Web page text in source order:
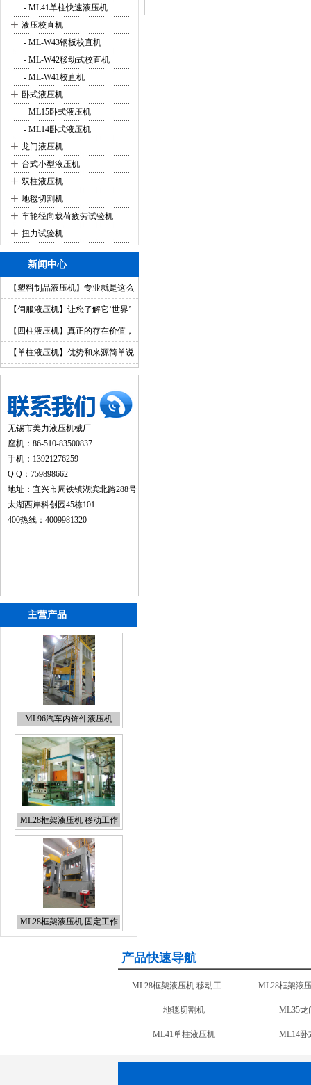
- ML41单柱快速液压机
+ 液压校直机
- ML-W43钢板校直机
- ML-W42移动式校直机
- ML-W41校直机
+ 卧式液压机
- ML15卧式液压机
- ML14卧式液压机
+ 龙门液压机
+ 台式小型液压机
+ 双柱液压机
+ 地毯切割机
+ 车轮径向载荷疲劳试验机
+ 扭力试验机
新闻中心
【塑料制品液压机】专业就是这么
简单【伺服液压机】让您了解它‘世界’
【四柱液压机】真正的存在价值，
你值得拥有
【单柱液压机】优势和来源简单说
明
无锡市美力液压机械厂
座机：86-510-83500837
手机：13921276259
Q Q：759898662
地址：宜兴市周铁镇湖滨北路288号
太湖西岸科创园45栋101
400热线：4009981320
主营产品
ML96汽车内饰件液压机
ML28框架液压机 移动工作
台
ML28框架液压机 固定工作
台
产品快速导航
ML28框架液压机 移动工作台
地毯切割机 ML35龙
ML41单柱液压机 ML14卧